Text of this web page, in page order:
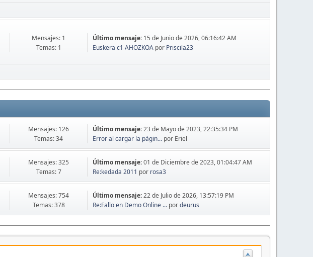
Mensajes: 1
Temas: 1
Último mensaje: 15 de Junio de 2026, 06:16:42 AM
Euskera c1 AHOZKOA por Priscila23
Mensajes: 126
Temas: 34
Último mensaje:23 de Mayo de 2023, 22:35:34 PM
Error al cargar la págin... por Eriel
Mensajes: 325
Temas: 7
Último mensaje:01 de Diciembre de 2023, 01:04:47 AM
Re:kedada 2011 por rosa3
Mensajes: 754
Temas: 378
Último mensaje:22 de Julio de 2026, 13:57:19 PM
Re:Fallo en Demo Online ... pordeurus